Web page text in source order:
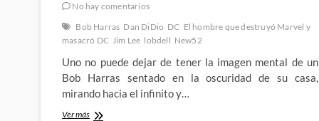
No hay comentarios
Bob Harras Dan DiDio DC El hombre que destruyó Marvel y
masacró DC Jim Lee lobdell New52
Uno no puede dejar de tener la imagen mental de un
Bob Harras sentado en la oscuridad de su casa,
mirando hacia el infinito y…
Ver másBob